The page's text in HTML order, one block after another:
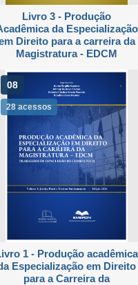
Livro 3 - Produção
da Especialização
Direito para a carreira da
Magistratura - EDCM
08
1 - Produção acadêmica
Especialização em Direito
para a Carreira da
28 acessos